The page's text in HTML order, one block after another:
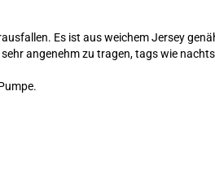
Es ist aus weichem Jersey
angenehm zu tragen, tags wie